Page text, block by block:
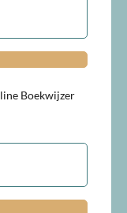
Boekwijzer